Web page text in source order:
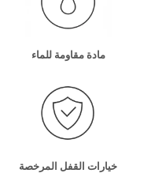
مادة مقاومة للماء
خيارات القفل المرخصة